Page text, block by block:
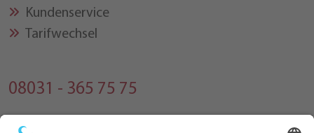
Kundenservice
Tarifwechsel
08031 - 365 75 75
Montag bis Freitag